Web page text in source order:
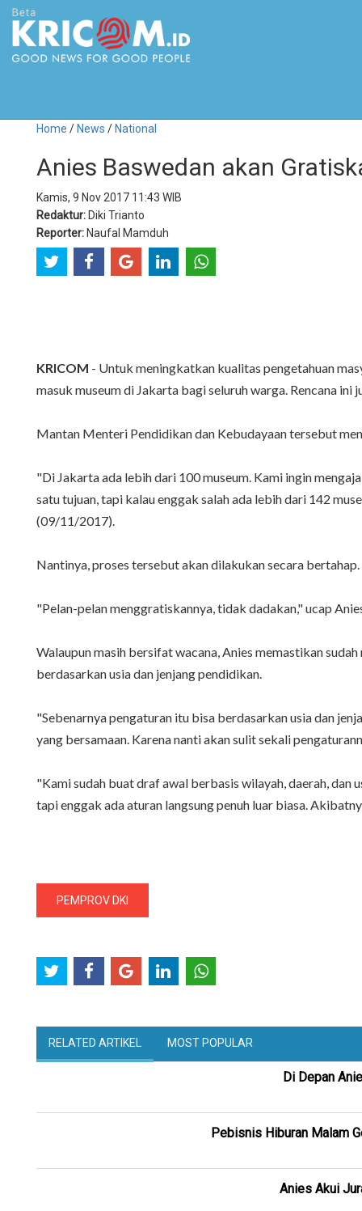
Home / News / National
Anies Baswedan akan
Kamis, 9 Nov 2017 11:43 WIB
Redaktur: Diki Trianto
Reporter: Naufal Mamduh
KRICOM - Untuk meningkatkan kualitas pengetahuan
masuk museum di Jakarta bagi seluruh warga. Rencana
Mantan Menteri Pendidikan dan Kebudayaan tersebut
"Di Jakarta ada lebih dari 100 museum. Kami ingin
satu tujuan, tapi kalau enggak salah ada lebih dari 142
(09/11/2017).
Nantinya, proses tersebut akan dilakukan secara
"Pelan-pelan menggratiskannya, tidak dadakan," ucap
Walaupun masih bersifat wacana, Anies memastikan
berdasarkan usia dan jenjang pendidikan.
"Sebenarnya pengaturan itu bisa berdasarkan usia dan
yang bersamaan. Karena nanti akan sulit sekali
"Kami sudah buat draf awal berbasis wilayah, daerah, dan
tapi enggak ada aturan langsung penuh luar biasa.
PEMPROV DKI
RELATED ARTIKEL MOST POPULAR
Di Depan
Pebisnis Hiburan Malam
Anies Akui